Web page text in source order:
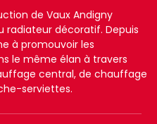
de Vaux Andigny
radiateur décoratif. Depuis
à promouvoir les
le même élan à travers
central, de chauffage
serviettes.